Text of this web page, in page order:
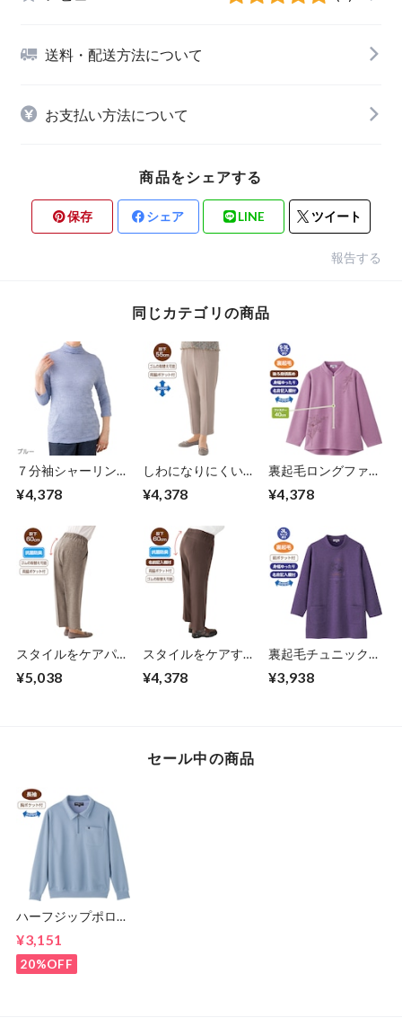
送料・配送方法について
お支払い方法について
商品をシェアする
保存 シェア LINE ツイート
報告する
同じカテゴリの商品
７分袖シャーリング
Ｔシャツ（婦人）
¥4,378
しわになりにくいス
トレッチフリーパン
ツ（婦人）
¥4,378
裏起毛ロングファス
ナートレーナー（婦
人）
¥4,378
スタイルをケアパン
ツ（春夏タイプ婦
人）
¥5,038
スタイルをケアする
パンツ(通年タイプ
婦人）
¥4,378
裏起毛チュニックト
レーナー①（婦人）
¥3,938
セール中の商品
ハーフジップポロ衿
¥3,151
20%OFF